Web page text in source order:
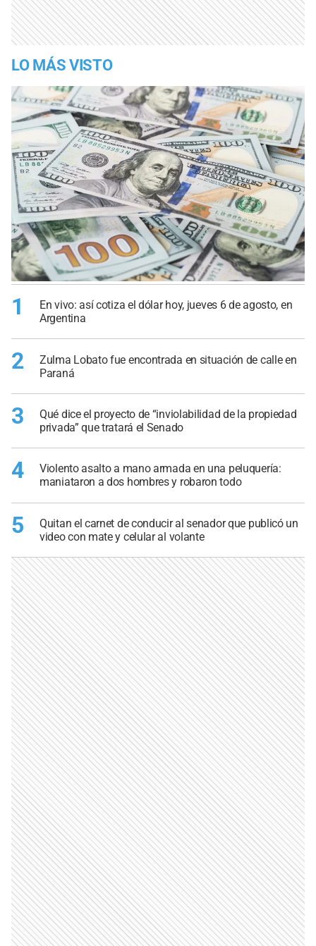
LO MÁS VISTO
1
En vivo: así cotiza el dólar hoy, jueves 6 de agosto, en
Argentina
2
Zulma Lobato fue encontrada en situación de calle en
Paraná
3
Qué dice el proyecto de “inviolabilidad de la propiedad
privada” que tratará el Senado
4
Violento asalto a mano armada en una peluquería:
maniataron a dos hombres y robaron todo
5
Quitan el carnet de conducir al senador que publicó un
video con mate y celular al volante